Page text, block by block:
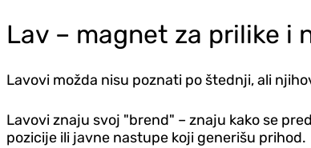
Lav – magnet za prilike i
Lavovi možda nisu poznati po štednji, ali
Lavovi znaju svoj "brend" – znaju kako se
pozicije ili javne nastupe koji generišu prihod.